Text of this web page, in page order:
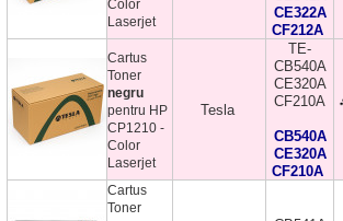
Color
Laserjet
CE322A
CF212A
Cartus
Toner
negru
pentru HP
CP1210 -
Color
Laserjet
Tesla
TE-
CB540A
CE320A
CF210A
CB540A
CE320A
CF210A
Cartus
Toner